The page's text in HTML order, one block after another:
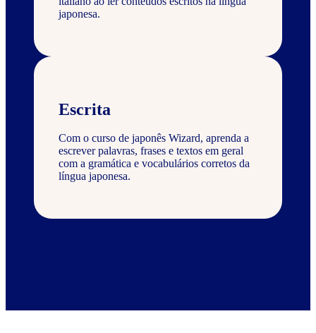
japonesa.
Escrita
Com o curso de japonês Wizard, aprenda a
escrever palavras, frases e textos em geral
com a gramática e vocabulários corretos da
língua japonesa.